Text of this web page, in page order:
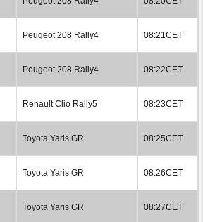
Peugeot 208 Rally4 08:21CET
Peugeot 208 Rally4 08:22CET
Renault Clio Rally5 08:23CET
Toyota Yaris GR 08:25CET
Toyota Yaris GR 08:26CET
Toyota Yaris GR 08:27CET